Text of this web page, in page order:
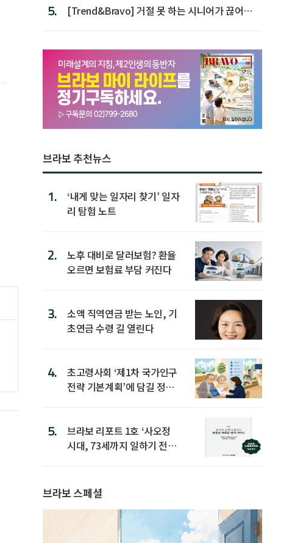
5.
[Trend&Bravo] 거절 못 하는 시니어가 끊어야
브라보 추천뉴스
1.
‘내게 맞는 일자리 찾기’ 일자
리 탐험 노트
2.
노후 대비로 달러보험? 환율
오르면 보험료 부담 커진다
3.
소액 직역연금 받는 노인, 기
초연금 수령 길 열린다
4.
초고령사회 ‘제1차 국가인구
전략 기본계획’에 담길 정책
5.
브라보 리포트 1호 ‘사오정
시대, 73세까지 일하기 전략’
브라보 스페셜